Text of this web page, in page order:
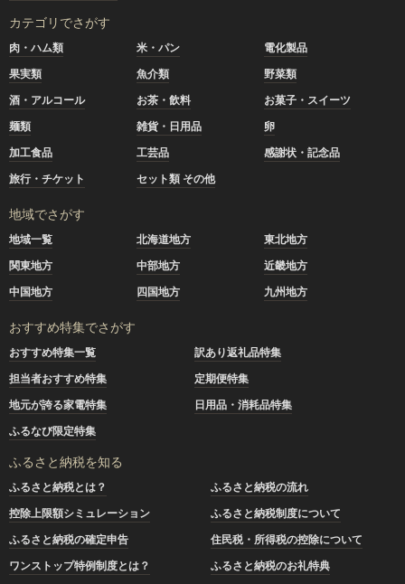
カテゴリでさがす
肉・ハム類 米・パン
電化製品
果実類
魚介類
野菜類
酒・アルコール
お茶・飲料
お菓子・スイーツ
麺類
雑貨・日用品
卵
加工食品
工芸品
感謝状・記念品
旅行・チケット
セット類 その他
地域でさがす
地域一覧 北海道地方
東北地方
関東地方
中部地方
近畿地方
中国地方
四国地方 九州地方
おすすめ特集でさがす
おすすめ特集一覧
訳あり返礼品特集
担当者おすすめ特集
定期便特集
地元が誇る家電特集
日用品・消耗品特集
ふるなび限定特集
ふるさと納税を知る
ふるさと納税とは？
ふるさと納税の流れ
控除上限額シミュレーション
ふるさと納税制度について
ふるさと納税の確定申告
住民税・所得税の控除について
ワンストップ特例制度とは？
ふるさと納税のお礼特典